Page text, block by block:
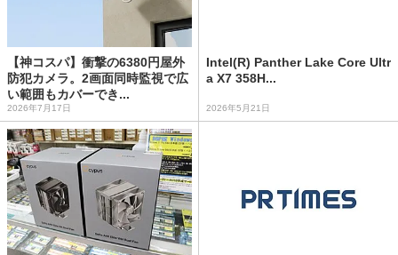
【神コスパ】衝撃の6380円屋外
防犯カメラ。2画面同時監視で広
い範囲もカバーでき...
2026年7月17日
Intel(R) Panther Lake Core Ultr
a X7 358H...
2026年5月21日